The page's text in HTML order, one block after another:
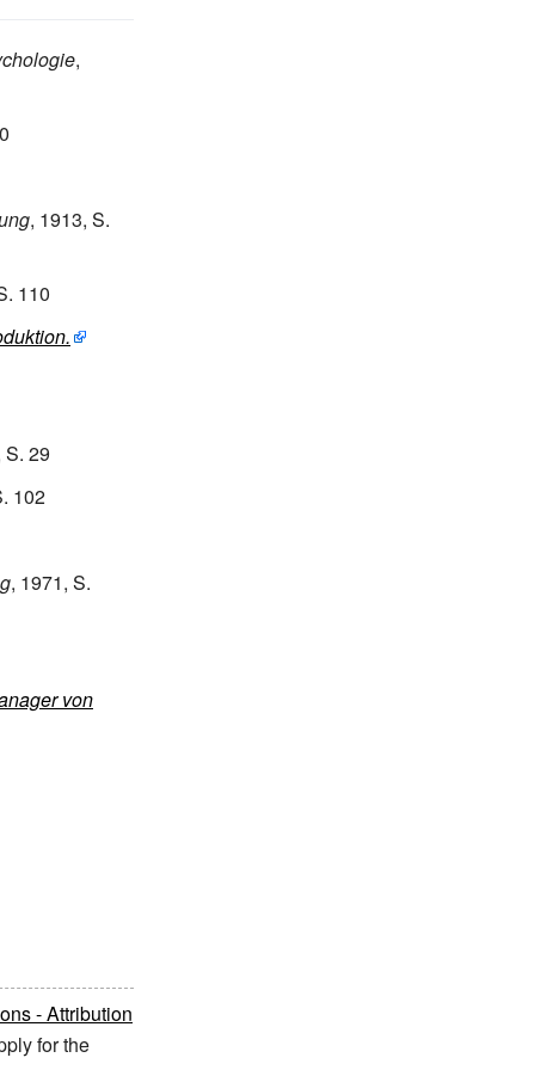
,
, 1913, S.
110
S. 29
102
, 1971, S.
von
- Attribution
for the